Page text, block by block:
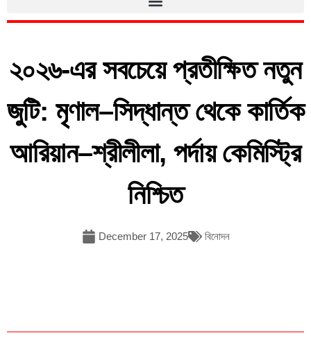
২০২৬-এর সবচেয়ে প্রতীক্ষিত নতুন
জুটি: মৃণাল–সিদ্ধান্ত থেকে কার্তিক
আরিয়ান–শ্রীলীলা, পর্দায় কেমিস্ট্রি
নিশ্চিত
December 17, 2025 বিনোদন